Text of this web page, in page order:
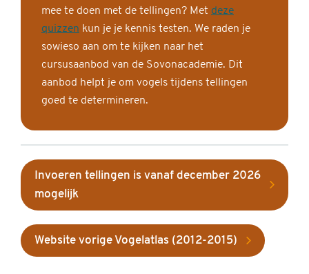
mee te doen met de tellingen? Met deze
quizzen kun je je kennis testen. We raden je
sowieso aan om te kijken naar het
cursusaanbod van de Sovonacademie. Dit
aanbod helpt je om vogels tijdens tellingen
goed te determineren.
Invoeren tellingen is vanaf december 2026
mogelijk
Website vorige Vogelatlas (2012-2015)